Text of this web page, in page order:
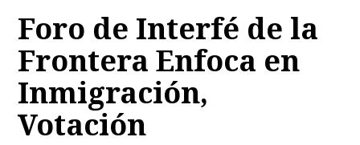
Foro de Interfé de la
Frontera Enfoca en
Inmigración,
Votación